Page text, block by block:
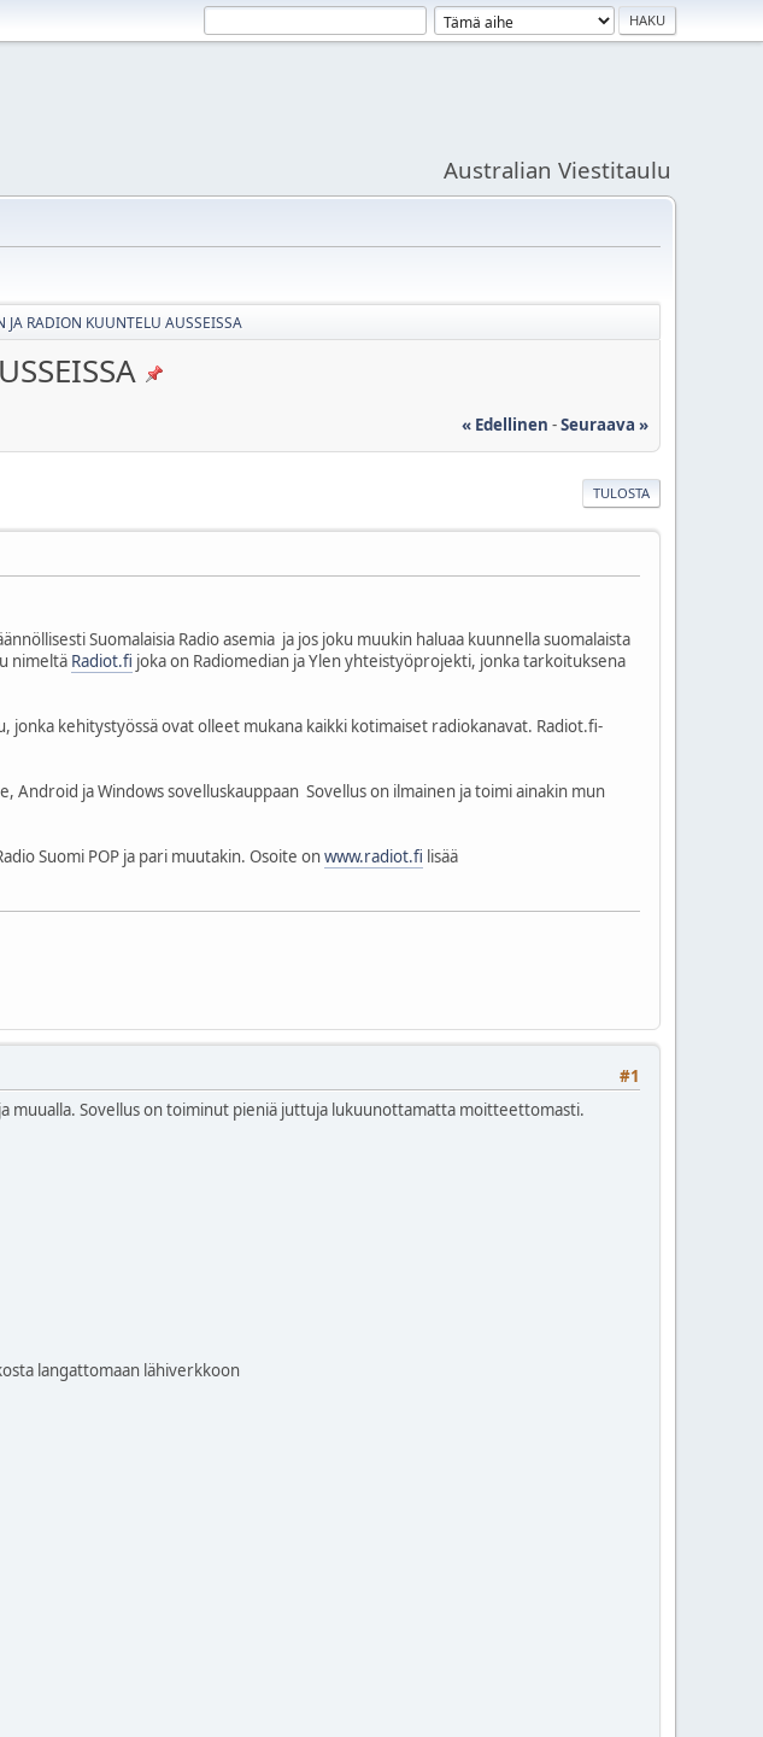
Australian Viestitaulu
RADION KUUNTELU AUSSEISSA
« Edellinen -Seuraava »
TULOSTA
Suomalaisia Radio asemia ja jos joku muukin haluaa kuunnella suomalaista
nimeltä Radiot.fi joka on Radiomedian ja Ylen yhteistyöprojekti, jonka tarkoituksena
jonka kehitystyössä ovat olleet mukana kaikki kotimaiset radiokanavat. Radiot.fi-
ja Windows sovelluskauppaan Sovellus on ilmainen ja toimi ainakin mun
Suomi POP ja pari muutakin. Osoite onwww.radiot.fi lisää
#1
muualla. Sovellus on toiminut pieniä juttuja lukuunottamatta moitteettomasti.
langattomaan lähiverkkoon